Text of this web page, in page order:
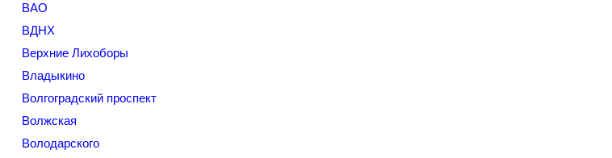
ВАО
ВДНХ
Верхние Лихоборы
Владыкино
Волгоградский проспект
Волжская
Володарского